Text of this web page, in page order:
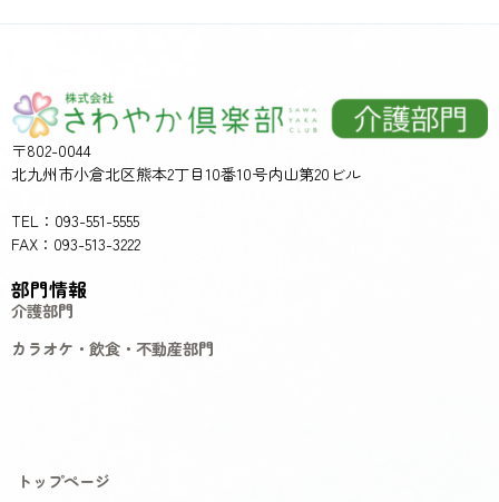
〒802-0044
北九州市小倉北区熊本2丁目10番10号内山第20ビル
TEL：093-551-5555
FAX：093-513-3222
部門情報
介護部門
カラオケ・飲食・不動産部門
トップページ